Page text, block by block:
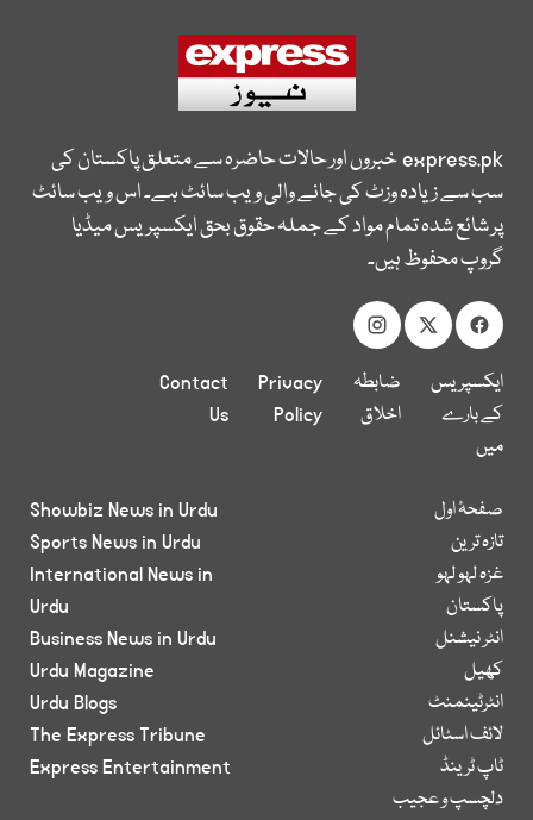
express.pkخبروں اور حالات حاضرہ سے متعلق پاکستان کی
سب سے زیادہ وزٹ کی جانے والی ویب سائٹ ہے۔ اس ویب سائٹ
پر شائع شدہ تمام مواد کے جملہ حقوق بحق ایکسپریس میڈیا
گروپ محفوظ ہیں۔
ایکسپریس
کے بارے
میں
ضابطہ
اخلاق
Privacy
Policy
Contact
Us
صفحۂ اول
تازہ ترین
غزہ لہو لہو
پاکستان
انٹر نیشنل
کھیل
انٹرٹینمنٹ
لائف اسٹائل
ٹاپ ٹرینڈ
دلچسپ و عجیب
Showbiz News in Urdu
Sports News in Urdu
International News in
Urdu
Business News in Urdu
Urdu Magazine
Urdu Blogs
The Express Tribune
Express Entertainment